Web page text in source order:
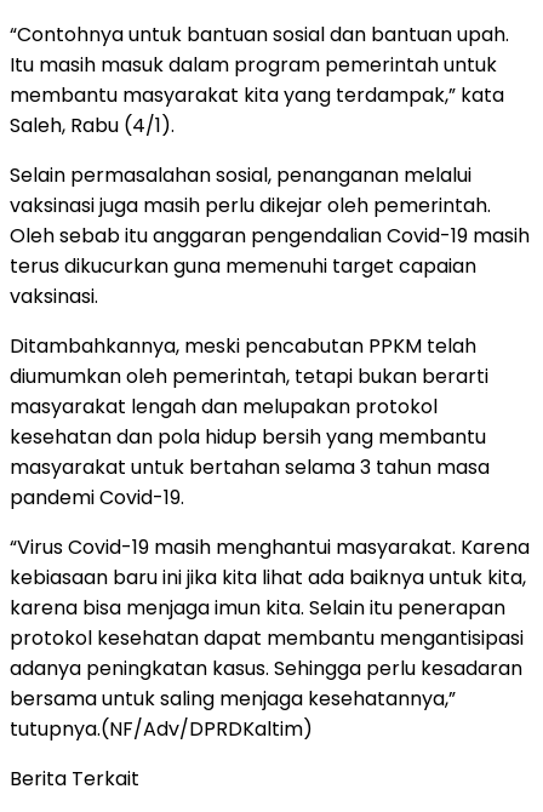
“Contohnya untuk bantuan sosial dan bantuan upah.
Itu masih masuk dalam program pemerintah untuk
membantu masyarakat kita yang terdampak,” kata
Saleh, Rabu (4/1).
Selain permasalahan sosial, penanganan melalui
vaksinasi juga masih perlu dikejar oleh pemerintah.
Oleh sebab itu anggaran pengendalian Covid-19 masih
terus dikucurkan guna memenuhi target capaian
vaksinasi.
Ditambahkannya, meski pencabutan PPKM telah
diumumkan oleh pemerintah, tetapi bukan berarti
masyarakat lengah dan melupakan protokol
kesehatan dan pola hidup bersih yang membantu
masyarakat untuk bertahan selama 3 tahun masa
pandemi Covid-19.
“Virus Covid-19 masih menghantui masyarakat. Karena
kebiasaan baru ini jika kita lihat ada baiknya untuk kita,
karena bisa menjaga imun kita. Selain itu penerapan
protokol kesehatan dapat membantu mengantisipasi
adanya peningkatan kasus. Sehingga perlu kesadaran
bersama untuk saling menjaga kesehatannya,”
tutupnya.(NF/Adv/DPRDKaltim)
Berita Terkait